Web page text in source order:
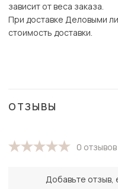
зависит от веса заказа.
При доставке Деловыми
стоимость доставки.
ОТЗЫВЫ
0 отзывов
Добавьте отзыв,